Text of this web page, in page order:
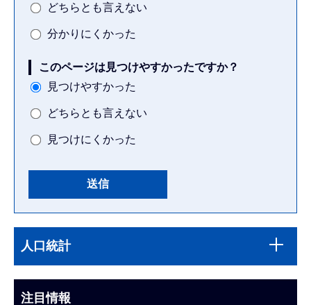
どちらとも言えない
分かりにくかった
このページは見つけやすかったですか？
見つけやすかった
どちらとも言えない
見つけにくかった
こ
ま
ブ
ビ
人口統計
注目情報